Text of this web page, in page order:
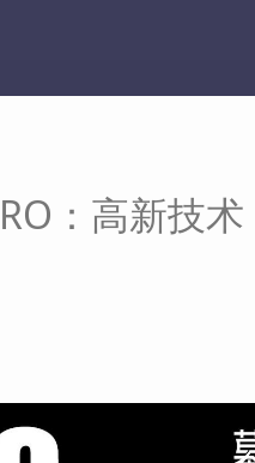
：高新技术